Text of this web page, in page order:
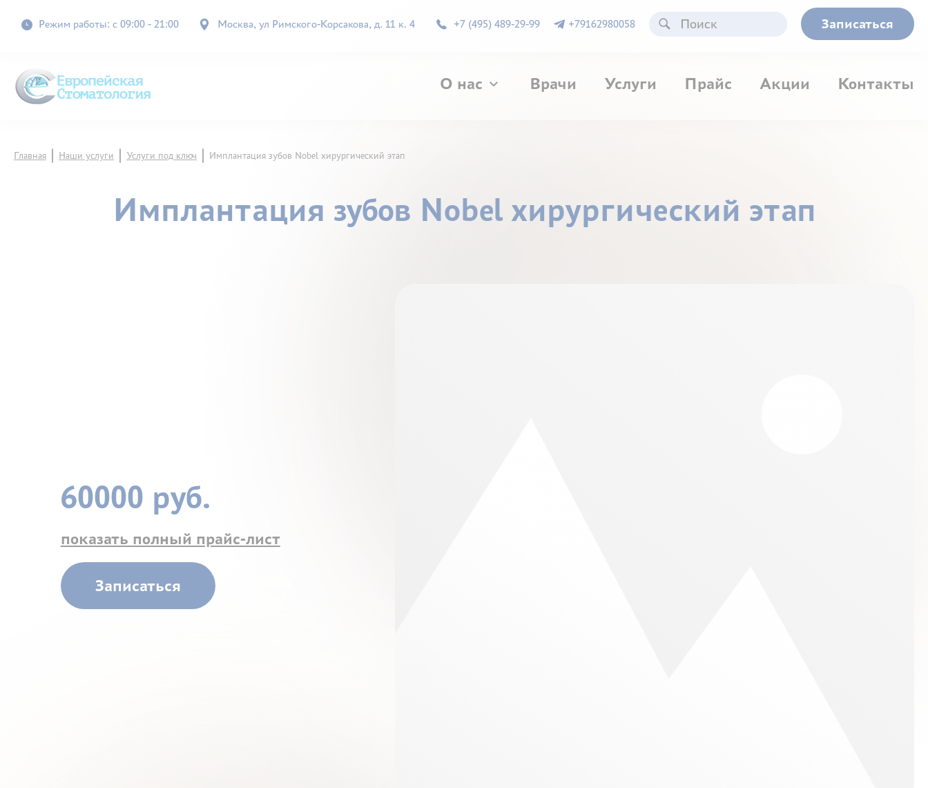
Режим работы: с 09:00 - 21:00 Москва, ул Римского-Корсакова, д. 11 к. 4 +7 (495) 489-29-99 +79162980058 Записаться
О нас Врачи Услуги Прайс Акции Контакты
Главная Наши услуги Услуги под ключ Имплантация зубов Nobel хирургический этап
Имплантация зубов Nobel хирургический этап
60000 руб.
показать полный прайс-лист
Записаться